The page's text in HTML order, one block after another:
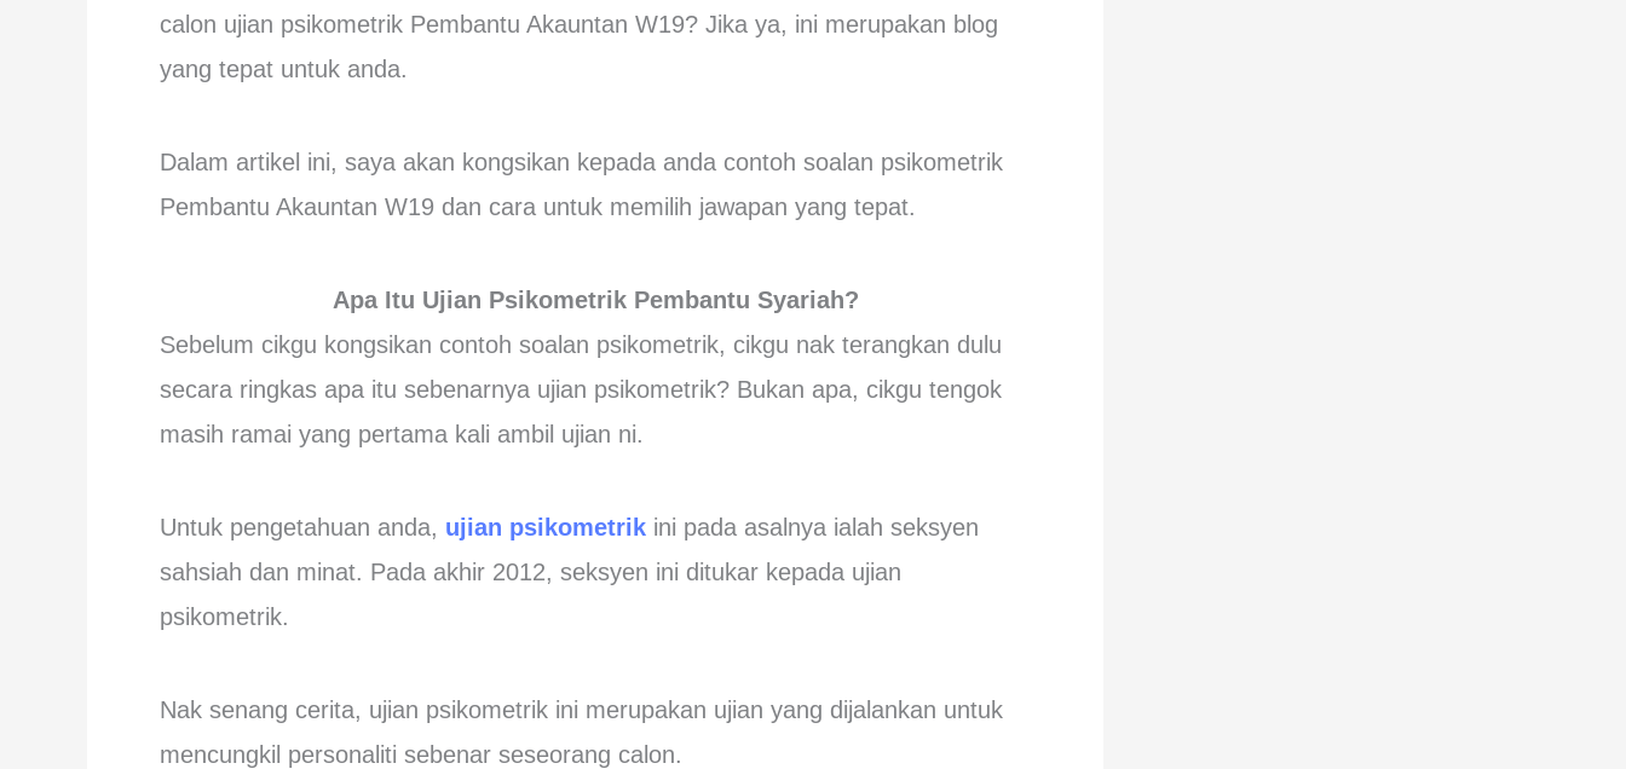
calon ujian psikometrik Pembantu Akauntan W19? Jika ya, ini merupakan blog
yang tepat untuk anda.
Dalam artikel ini, saya akan kongsikan kepada anda contoh soalan psikometrik
Pembantu Akauntan W19 dan cara untuk memilih jawapan yang tepat.
Apa Itu Ujian PsikometrikPembantu Syariah?
Sebelum cikgu kongsikan contoh soalan psikometrik, cikgu nak terangkan dulu
secara ringkas apa itu sebenarnya ujian psikometrik? Bukan apa, cikgu tengok
masih ramai yang pertama kali ambil ujian ni.
Untuk pengetahuan anda, ujian psikometrik ini pada asalnya ialah seksyen
sahsiah dan minat. Pada akhir 2012, seksyen ini ditukar kepada ujian
psikometrik.
Nak senang cerita, ujian psikometrik ini merupakan ujian yang dijalankan untuk
mencungkil personaliti sebenar seseorang calon.